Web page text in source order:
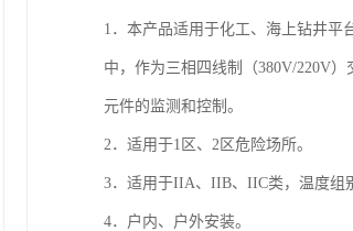
1．本产品适用于化工、海上钻井平
中，作为三相四线制（380V/220V
元件的监测和控制。
2．适用于1区、2区危险场所。
3．适用于IIA、IIB、IIC类，温度组
4．户内、户外安装。